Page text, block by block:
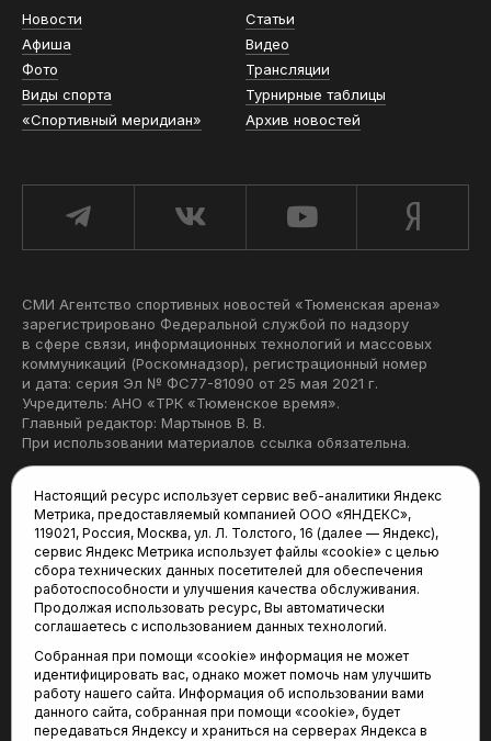
Новости
Статьи
Афиша
Видео
Фото
Трансляции
Виды спорта
Турнирные таблицы
«Спортивный меридиан»
Архив новостей
СМИ Агентство спортивных новостей «Тюменская арена»
зарегистрировано Федеральной службой по надзору
в сфере связи, информационных технологий и массовых
коммуникаций (Роскомнадзор), регистрационный номер
и дата: серия Эл № ФС77-81090 от 25 мая 2021 г.
Учредитель: АНО «ТРК «Тюменское время».
Главный редактор: Мартынов В. В.
При использовании материалов ссылка обязательна.
Редакция:
625035, Тюмень, пр. Геологоразведчиков, 28А
(3452) 68-22-28
tum-arena@mail.ru
Отдел продаж:
(3452) 68-89-78
kotovaev@sibinformburo.ru
Настоящий ресурс использует сервис веб-аналитики Яндекс
Метрика, предоставляемый компанией ООО «ЯНДЕКС»,
119021, Россия, Москва, ул. Л. Толстого, 16 (далее — Яндекс),
сервис Яндекс Метрика использует файлы «cookie» с целью
сбора технических данных посетителей для обеспечения
работоспособности и улучшения качества обслуживания.
Продолжая использовать ресурс, Вы автоматически
соглашаетесь с использованием данных технологий.
Собранная при помощи «cookie» информация не может
идентифицировать вас, однако может помочь нам улучшить
работу нашего сайта. Информация об использовании вами
данного сайта, собранная при помощи «cookie», будет
передаваться Яндексу и храниться на серверах Яндекса в